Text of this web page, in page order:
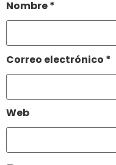
Nombre*
Correo electrónico *
Web